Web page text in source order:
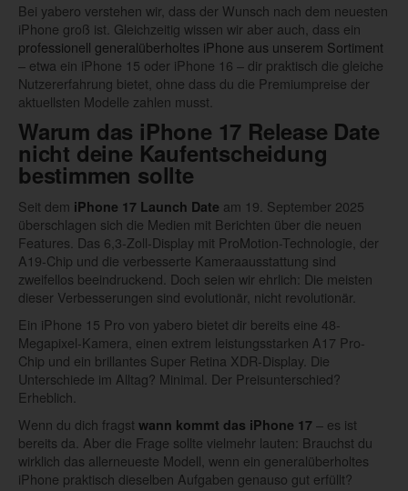
Bei yabero verstehen wir, dass der Wunsch nach dem neuesten
iPhone groß ist. Gleichzeitig wissen wir aber auch, dass ein
professionell generalüberholtes iPhone aus unserem Sortiment
– etwa ein iPhone 15 oder iPhone 16 – dir praktisch die gleiche
Nutzererfahrung bietet, ohne dass du die Premiumpreise der
aktuellsten Modelle zahlen musst.
Warum das iPhone 17 Release Date
nicht deine Kaufentscheidung
bestimmen sollte
Seit dem iPhone 17 Launch Date am 19. September 2025
überschlagen sich die Medien mit Berichten über die neuen
Features. Das 6,3-Zoll-Display mit ProMotion-Technologie, der
A19-Chip und die verbesserte Kameraausstattung sind
zweifellos beeindruckend. Doch seien wir ehrlich: Die meisten
dieser Verbesserungen sind evolutionär, nicht revolutionär.
Ein iPhone 15 Pro von yabero bietet dir bereits eine 48-
Megapixel-Kamera, einen extrem leistungsstarken A17 Pro-
Chip und ein brillantes Super Retina XDR-Display. Die
Unterschiede im Alltag? Minimal. Der Preisunterschied?
Erheblich.
Wenn du dich fragst wann kommt das iPhone 17 – es ist
bereits da. Aber die Frage sollte vielmehr lauten: Brauchst du
wirklich das allerneueste Modell, wenn ein generalüberholtes
iPhone praktisch dieselben Aufgaben genauso gut erfüllt?